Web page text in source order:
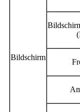
Bildschirm